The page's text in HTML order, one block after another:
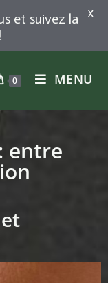
0 MENU
entre
et suivez la
!
X